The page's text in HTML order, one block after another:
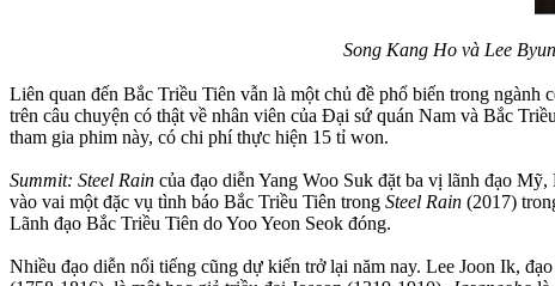
Song Kang Ho và Lee
Liên quan đến Bắc Triều Tiên vẫn là một chủ đề phổ biến trong ngành
trên câu chuyện có thật về nhân viên của Đại sứ quán Nam và Bắc
tham gia phim này, có chi phí thực hiện 15 tỉ won.
Summit: Steel Rain của đạo diễn Yang Woo Suk đặt ba vị lãnh đạo
vào vai một đặc vụ tình báo Bắc Triều Tiên trong Steel Rain (2017)
Lãnh đạo Bắc Triều Tiên do Yoo Yeon Seok đóng.
Nhiều đạo diễn nổi tiếng cũng dự kiến trở lại năm nay. Lee Joon Ik,